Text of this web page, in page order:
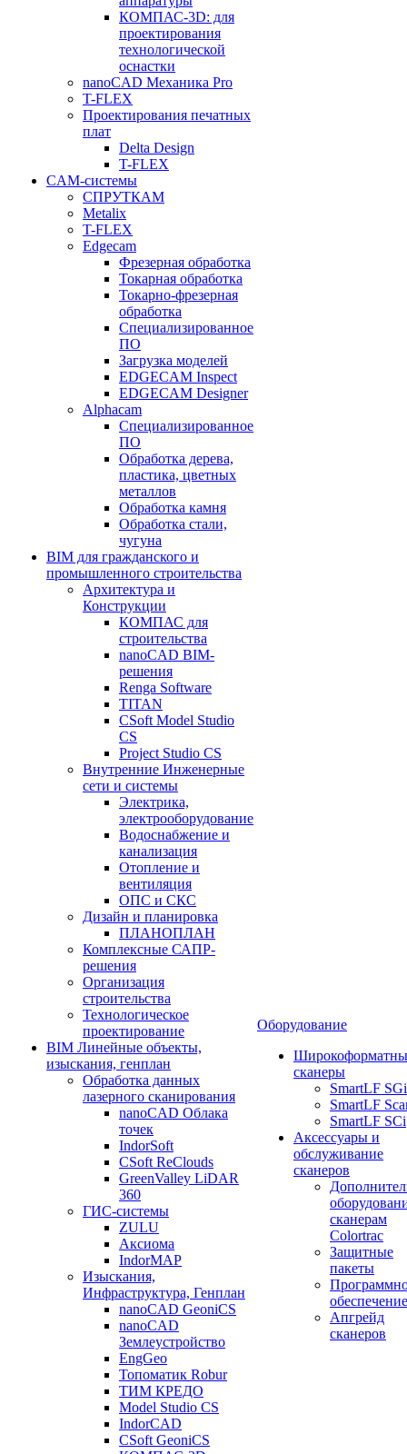
КОМПАС-3D: для
проектирования
технологической
оснастки
nanoCAD Механика Pro
T-FLEX
Проектирования печатных
плат
Delta Design
T-FLEX
CAM-системы
СПРУТКAM
Metalix
T-FLEX
Edgecam
Фрезерная обработка
Токарная обработка
Токарно-фрезерная
обработка
Специализированное
ПО
Загрузка моделей
EDGECAM Inspect
EDGECAM Designer
Alphacam
Специализированное
ПО
Обработка дерева,
пластика, цветных
металлов
Обработка камня
Обработка стали,
чугуна
BIM для гражданского и
промышленного строительства
Архитектура и
Конструкции
КОМПАС для
строительства
nanoCAD BIM-
решения
Renga Software
TITAN
CSoft Model Studio
CS
Project Studio CS
Внутренние Инженерные
сети и системы
Электрика,
электрооборудование
Водоснабжение и
канализация
Отопление и
вентиляция
ОПС и СКС
Дизайн и планировка
ПЛАНОПЛАН
Комплексные САПР-
решения
Организация
строительства
Технологическое
проектирование
BIM Линейные объекты,
изыскания, генплан
Обработка данных
лазерного сканирования
nanoCAD Облака
точек
IndorSoft
CSoft ReClouds
GreenValley LiDAR
360
ГИС-системы
ZULU
Аксиома
IndorMAP
Изыскания,
Инфраструктура, Генплан
nanoCAD GeoniCS
nanoCAD
Землеустройство
EngGeo
Топоматик Robur
ТИМ КРЕДО
Model Studio CS
IndorCAD
CSoft GeoniCS
Оборудование
сканеры
SmartLF SGi
SmartLF
SmartLF SCi
Аксессуары и
обслуживание
сканеров
сканерам
Colortrac
Защитные
пакеты
обеспечение
Апгрейд
сканеров